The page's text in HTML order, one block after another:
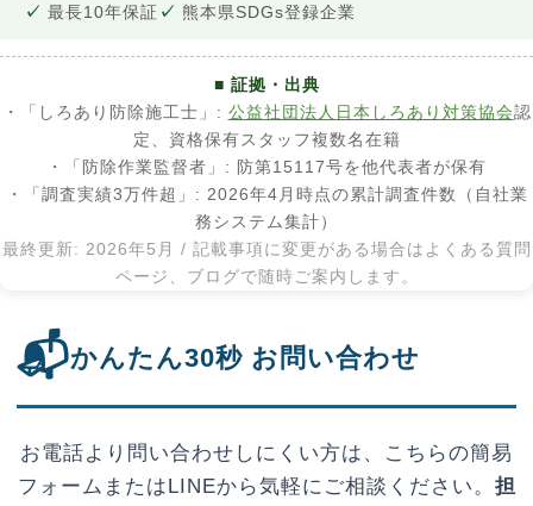
最長10年保証
熊本県SDGs登録企業
■ 証拠・出典
・「しろあり防除施工士」: 公益社団法人日本しろあり対策協会認
定、資格保有スタッフ複数名在籍
・「防除作業監督者」: 防第15117号を他代表者が保有
・「調査実績3万件超」: 2026年4月時点の累計調査件数（自社業
務システム集計）
最終更新: 2026年5月 / 記載事項に変更がある場合はよくある質問
ページ、ブログで随時ご案内します。
📬かんたん30秒 お問い合わせ
お電話より問い合わせしにくい方は、こちらの簡易
フォームまたはLINEから気軽にご相談ください。 担